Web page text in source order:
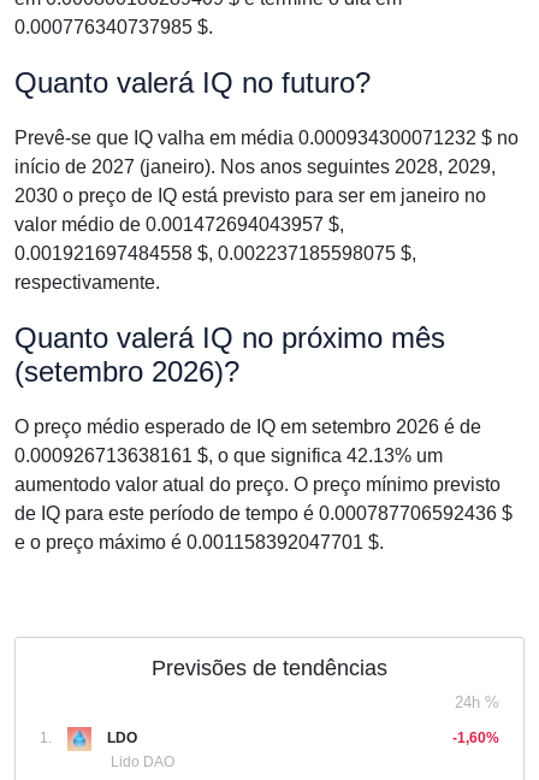
0.000776340737985 $.
Quanto valerá IQ no futuro?
Prevê-se que IQ valha em média 0.000934300071232 $ no
início de 2027 (janeiro). Nos anos seguintes 2028, 2029,
2030 o preço de IQ está previsto para ser em janeiro no
valor médio de 0.001472694043957 $,
0.001921697484558 $, 0.002237185598075 $,
respectivamente.
Quanto valerá IQ no próximo mês
(setembro 2026)?
O preço médio esperado de IQ em setembro 2026 é de
0.000926713638161 $, o que significa 42.13% um
aumentodo valor atual do preço. O preço mínimo previsto
de IQ para este período de tempo é 0.000787706592436 $
e o preço máximo é 0.001158392047701 $.
Previsões de tendências
24h %
1.
LDO
Lido DAO
-1,60%